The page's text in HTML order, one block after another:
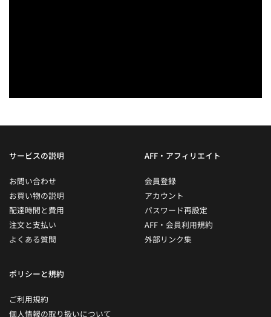
サービスの説明
お問い合わせ
お買い物の説明
配達時間と費用
注文と支払い
よくある質問
AFF・アフィリエイト
会員登録
アカウント
パスワード再設定
AFF・会員利用規約
外部リンク集
ポリシーと規約
ご利用規約
個人情報の取り扱いについて